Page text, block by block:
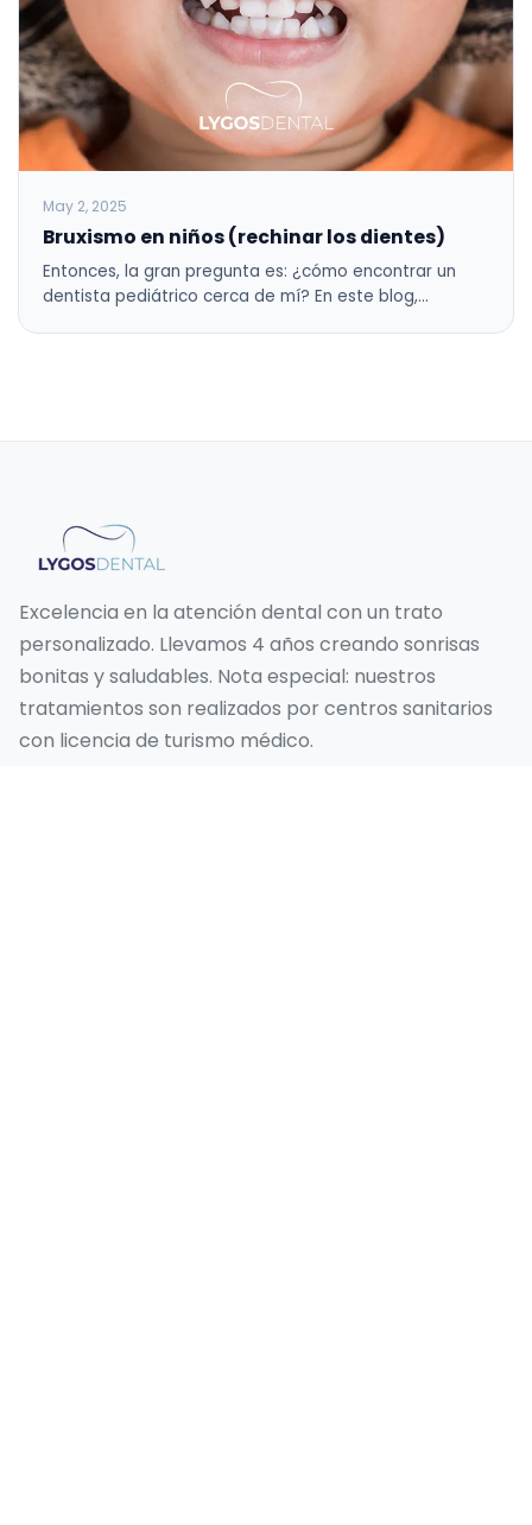
May 2, 2025
Bruxismo en niños (rechinar los dientes)
Entonces, la gran pregunta es: ¿cómo encontrar un
dentista pediátrico cerca de mí? En este blog,…
Excelencia en la atención dental con un trato
personalizado. Llevamos 4 años creando sonrisas
bonitas y saludables. Nota especial: nuestros
tratamientos son realizados por centros sanitarios
con licencia de turismo médico.